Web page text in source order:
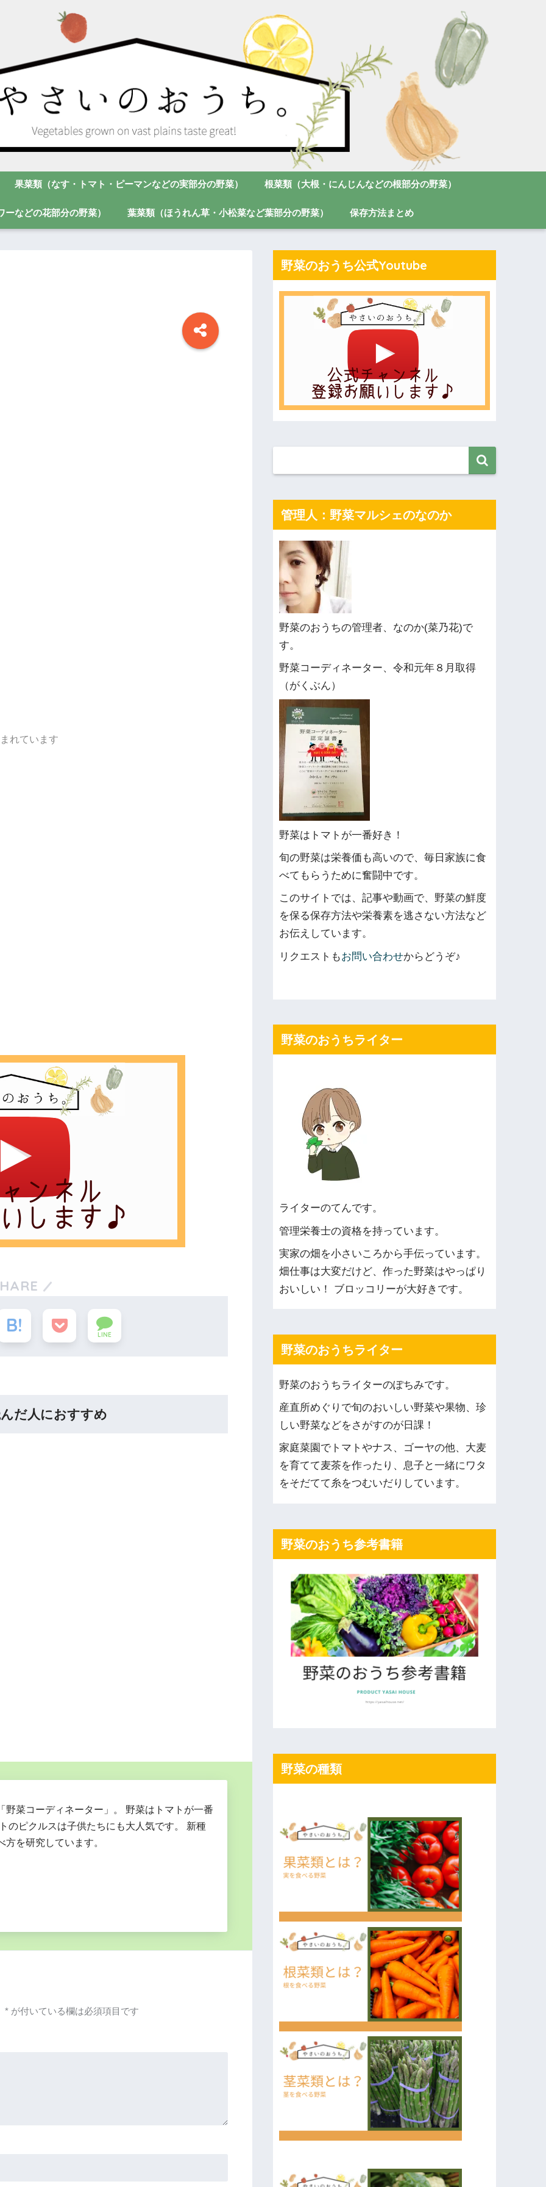
果菜類（なす・トマト・ピーマンなどの実部分の野菜） 根菜類（大根・にんじんなどの根部分の野菜）
などの花部分の野菜） 葉菜類（ほうれん草・小松菜など葉部分の野菜） 保存方法まとめ
れています
LINE
だ人におすすめ
野菜コーディネーター」。 野菜はトマトが一番
のピクルスは子供たちにも大人気です。 新種
方を研究しています。
* が付いている欄は必須項目です
野菜のおうち公式Youtube
管理人：野菜マルシェのなのか
野菜のおうちの管理者、なのか(菜乃花)で
す。
野菜コーディネーター、令和元年８月取得
（がくぶん）
野菜はトマトが一番好き！
旬の野菜は栄養価も高いので、毎日家族に食
べてもらうために奮闘中です。
このサイトでは、記事や動画で、野菜の鮮度
を保る保存方法や栄養素を逃さない方法など
お伝えしています。
リクエストもお問い合わせからどうぞ♪
野菜のおうちライター
ライターのてんです。
管理栄養士の資格を持っています。
実家の畑を小さいころから手伝っています。
畑仕事は大変だけど、作った野菜はやっぱり
おいしい！ ブロッコリーが大好きです。
野菜のおうちライター
野菜のおうちライターのぽちみです。
産直所めぐりで旬のおいしい野菜や果物、珍
しい野菜などをさがすのが日課！
家庭菜園でトマトやナス、ゴーヤの他、大麦
を育てて麦茶を作ったり、息子と一緒にワタ
をそだてて糸をつむいだりしています。
野菜のおうち参考書籍
野菜の種類